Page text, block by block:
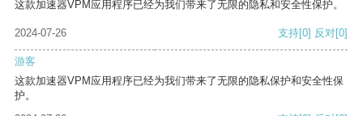
这款加速器VPM应用程序已经为我们带来了无限的隐私和安全性保护。
2024-07-26 支持[0] 反对[0]
游客
这款加速器VPM应用程序已经为我们带来了无限的隐私保护和安全性保
护。